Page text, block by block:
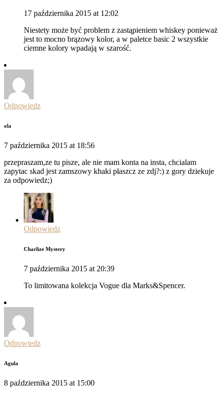
17 października 2015 at 12:02
Niestety może być problem z zastąpieniem whiskey ponieważ
jest to mocno brązowy kolor, a w paletce basic 2 wszystkie
ciemne kolory wpadają w szarość.
Odpowiedz
ola
7 października 2015 at 18:56
przepraszam,ze tu pisze, ale nie mam konta na insta, chcialam
zapytac skad jest zamszowy khaki płaszcz ze zdj?:) z gory dziekuje
za odpowiedz;)
Odpowiedz
Charlize Mystery
7 października 2015 at 20:39
To limitowana kolekcja Vogue dla Marks&Spencer.
Odpowiedz
Agula
8 października 2015 at 15:00